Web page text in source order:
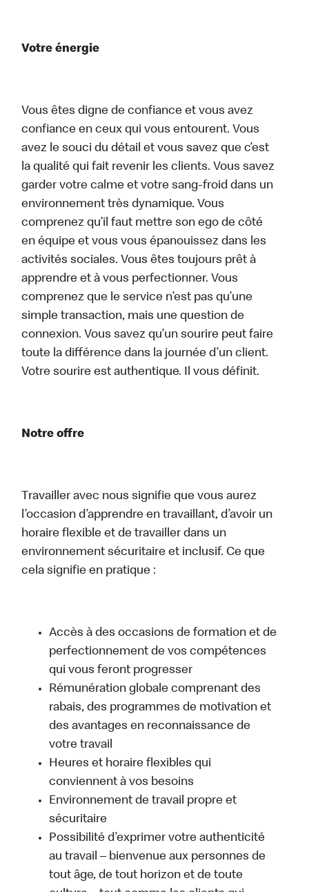
Votre énergie
Vous êtes digne de confiance et vous avez
confiance en ceux qui vous entourent. Vous
avez le souci du détail et vous savez que c’est
la qualité qui fait revenir les clients. Vous savez
garder votre calme et votre sang-froid dans un
environnement très dynamique. Vous
comprenez qu’il faut mettre son ego de côté
en équipe et vous vous épanouissez dans les
activités sociales. Vous êtes toujours prêt à
apprendre et à vous perfectionner. Vous
comprenez que le service n’est pas qu’une
simple transaction, mais une question de
connexion. Vous savez qu’un sourire peut faire
toute la différence dans la journée d’un client.
Votre sourire est authentique. Il vous définit.
Notre offre
Travailler avec nous signifie que vous aurez
l’occasion d’apprendre en travaillant, d’avoir un
horaire flexible et de travailler dans un
environnement sécuritaire et inclusif. Ce que
cela signifie en pratique :
Accès à des occasions de formation et de
perfectionnement de vos compétences
qui vous feront progresser
Rémunération globale comprenant des
rabais, des programmes de motivation et
des avantages en reconnaissance de
votre travail
Heures et horaire flexibles qui
conviennent à vos besoins
Environnement de travail propre et
sécuritaire
Possibilité d’exprimer votre authenticité
au travail – bienvenue aux personnes de
tout âge, de tout horizon et de toute